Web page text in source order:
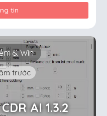
tin
& Win
trước
AI 1.3.2